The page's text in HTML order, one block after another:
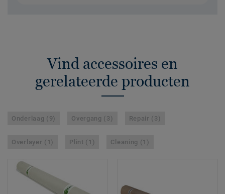
Vind accessoires en
gerelateerde producten
Onderlaag (9) Overgang (3) Repair (3)
Overlayer (1) Plint (1) Cleaning (1)